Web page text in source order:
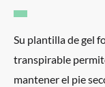
Su plantilla de gel
transpirable
mantener el pie